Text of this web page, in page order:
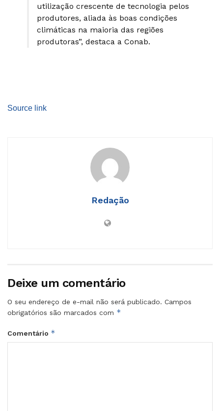
utilização crescente de tecnologia pelos
produtores, aliada às boas condições
climáticas na maioria das regiões
produtoras”, destaca a Conab.
Source link
Redação
Deixe um comentário
O seu endereço de e-mail não será publicado. Campos
obrigatórios são marcados com *
Comentário *